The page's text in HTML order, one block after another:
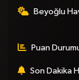
Beyoğlu
Puan
Son Dakika